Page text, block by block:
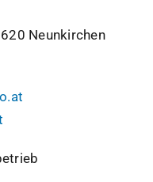
Neunkirchen